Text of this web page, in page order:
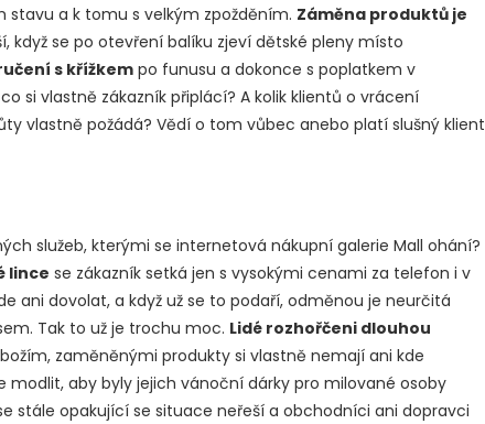
a k tomu s velkým zpožděním. Záměna produktů je
když se po otevření balíku zjeví dětské pleny místo
s křížkempo funusu a dokonce s poplatkem v
si vlastně zákazník připlácí? A kolik klientů o vrácení
vlastně požádá? Vědí o tom vůbec anebo platí slušný klient
služeb, kterými se internetová nákupní galerie Mall ohání?
lince se zákazník setká jen s vysokými cenami za telefon i v
ani dovolat, a když už se to podaří, odměnou je neurčitá
Tak to už je trochu moc. Lidé rozhořčeni dlouhou
zaměněnými produkty si vlastně nemají ani kde
aby byly jejich vánoční dárky pro milované osoby
stále opakující se situace neřeší a obchodníci ani dopravci